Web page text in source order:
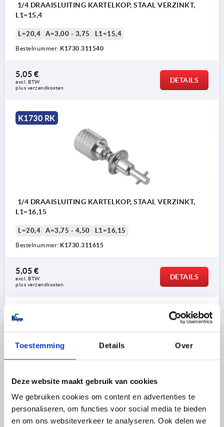
Toestemming Details Over
Deze website maakt gebruik van cookies
We gebruiken cookies om content en advertenties te
personaliseren, om functies voor social media te bieden
en om ons websiteverkeer te analyseren. Ook delen we
1/4 DRAAISLUITING KARTELKOP, STAAL VERZINKT,
L1=15,4
L=20,4 A=3,00 - 3,75 L1=15,4
Bestelnummer: K1730.311540
5,05 €
excl. BTW
plus verzendkosten
DETAILS
K1730 RK
1/4 DRAAISLUITING KARTELKOP, STAAL VERZINKT,
L1=16,15
L=20,4 A=3,75 - 4,50 L1=16,15
Bestelnummer: K1730.311615
5,05 €
excl. BTW
plus verzendkosten
DETAILS
K1730 RK
1/4 DRAAISLUITING KARTELKOP, STAAL VERZINKT,
L1=16,9